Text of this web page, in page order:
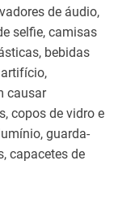
de áudio,
selfie, camisas
bebidas
causar
copos de vidro e
guarda-
capacetes de